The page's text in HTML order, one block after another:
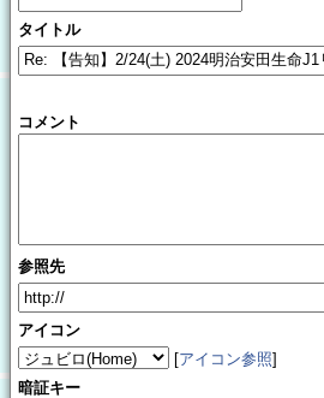
タイトル
コメント
参照先
アイコン
[アイコン参照]
暗証キー